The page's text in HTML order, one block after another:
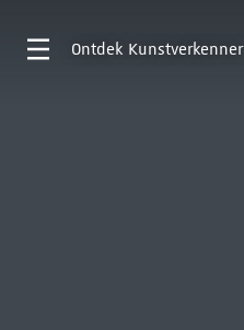
Ontdek Kunstverkenner